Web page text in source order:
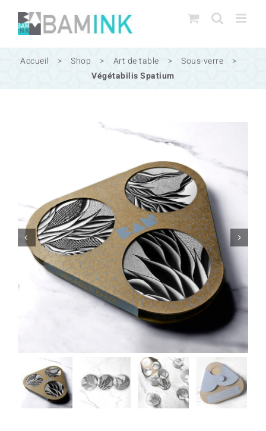
Passer
contenu
Accueil > Shop > Art de table > Sous-verre
>
Végétabilis Spatium
 